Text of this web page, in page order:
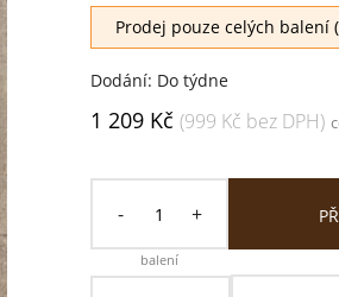
Prodej pouze celých balení
Dodání: Do týdne
1 209 Kč (999 Kč bez DPH)
- +
balení